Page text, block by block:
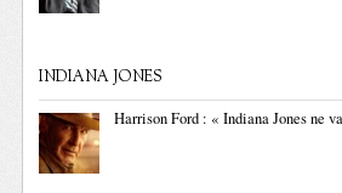
INDIANA JONES
Harrison Ford : « Indiana Jones ne